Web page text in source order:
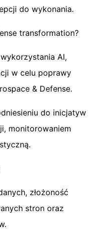
do wykonania.
transformation?
AI,
w celu poprawy
& Defense.
do inicjatyw
monitorowaniem
złożoność
stron oraz